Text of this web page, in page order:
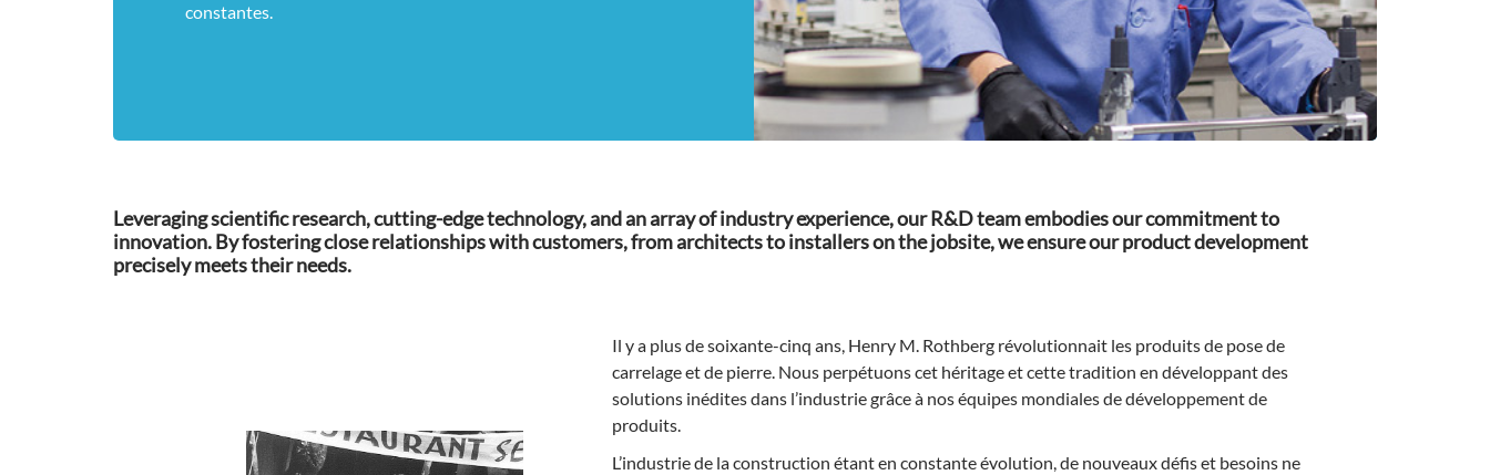
constantes.
Leveraging scientific research, cutting-edge technology, and an array of industry experience, our R&D team embodies our commitment to
innovation. By fostering close relationships with customers, from architects to installers on the jobsite, we ensure our product development
precisely meets their needs.
Il y a plus de soixante-cinq ans, Henry M. Rothberg révolutionnait les produits de pose de
carrelage et de pierre. Nous perpétuons cet héritage et cette tradition en développant des
solutions inédites dans l’industrie grâce à nos équipes mondiales de développement de
produits.
L’industrie de la construction étant en constante évolution, de nouveaux défis et besoins ne